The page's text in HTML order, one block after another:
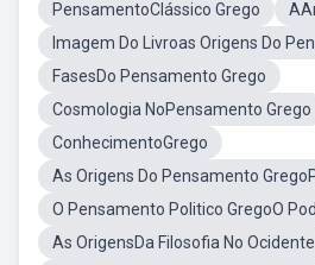
PensamentoClássico Grego
Imagem Do Livroas Origens Do
FasesDo Pensamento Grego
Cosmologia NoPensamento Grego
ConhecimentoGrego
As Origens Do Pensamento
O Pensamento Politico GregoO
As OrigensDa Filosofia No Ocidente